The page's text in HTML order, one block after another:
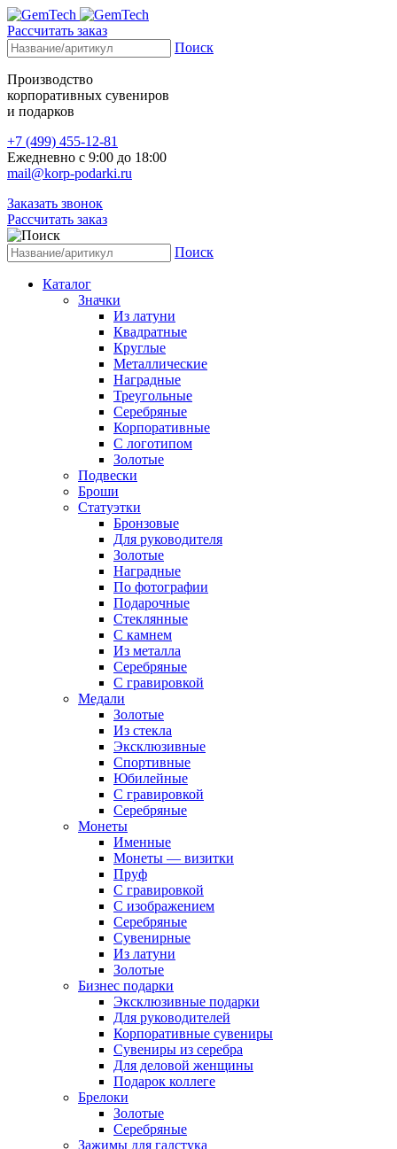
Рассчитать заказ
Поиск
Производство
корпоративных сувениров
и подарков
+7 (499) 455-12-81
Ежедневно с 9:00 до 18:00
mail@korp-podarki.ru
Заказать звонок
Рассчитать заказ
Поиск
Каталог
Значки
Из латуни
Квадратные
Круглые
Металлические
Наградные
Треугольные
Серебряные
Корпоративные
С логотипом
Золотые
Подвески
Броши
Статуэтки
Бронзовые
Для руководителя
Золотые
Наградные
По фотографии
Подарочные
Стеклянные
С камнем
Из металла
Серебряные
С гравировкой
Медали
Золотые
Из стекла
Эксклюзивные
Спортивные
Юбилейные
С гравировкой
Серебряные
Монеты
Именные
Монеты — визитки
Пруф
С гравировкой
С изображением
Серебряные
Сувенирные
Из латуни
Золотые
Бизнес подарки
Эксклюзивные подарки
Для руководителей
Корпоративные сувениры
Сувениры из серебра
Для деловой женщины
Подарок коллеге
Брелоки
Золотые
Серебряные
Зажимы для галстука